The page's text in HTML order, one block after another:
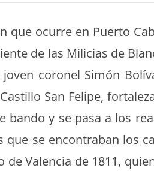
que ocurre en Puer­to
de las Mili­cias de
coro­nel Simón
San Felipe,
ban­do y se pasa a los
que se encon­tra­ban los
de Valen­cia de 1811,